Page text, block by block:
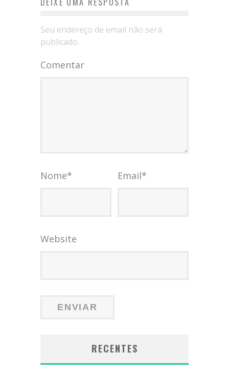
Seu endereço de email não será
publicado.
Comentar
Nome* Email*
Website
RECENTES